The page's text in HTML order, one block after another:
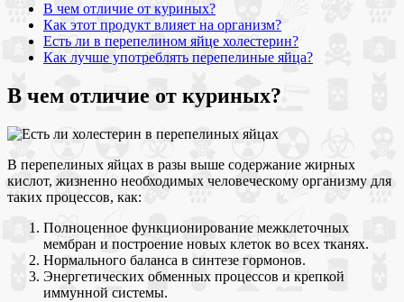
В чем отличие от куриных?
Как этот продукт влияет на организм?
Есть ли в перепелином яйце холестерин?
Как лучше употреблять перепелиные яйца?
В чем отличие от куриных?
В перепелиных яйцах в разы выше содержание жирных
кислот, жизненно необходимых человеческому организму для
таких процессов, как:
Полноценное функционирование межклеточных
мембран и построение новых клеток во всех тканях.
Нормального баланса в синтезе гормонов.
Энергетических обменных процессов и крепкой
иммунной системы.